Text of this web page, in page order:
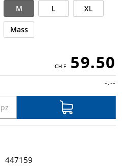
M L XL
Mass
59.50
-.--
447159